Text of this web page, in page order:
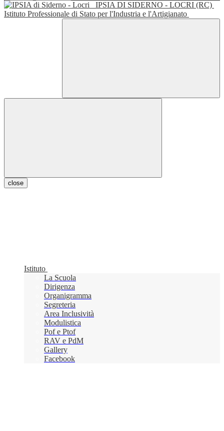
IPSIA DI SIDERNO - LOCRI (RC)
Istituto Professionale di Stato per l'Industria e l'Artigianato
close
Istituto
La Scuola
Dirigenza
Organigramma
Segreteria
Area Inclusività
Modulistica
Pof e Ptof
RAV e PdM
Gallery
Facebook